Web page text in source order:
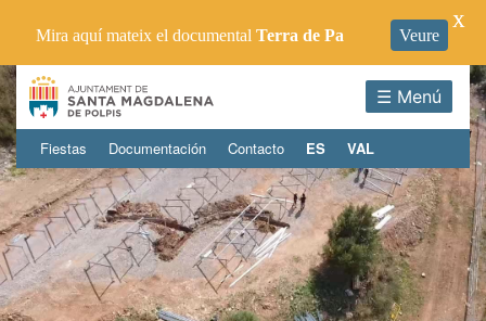
☰ Menú
Fiestas Documentación Contacto ES VAL
Mira aquí mateix el documental Terra de Pa Veure
X